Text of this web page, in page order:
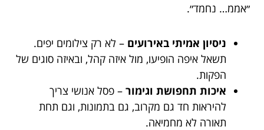
״אממ… נחמד״.
ניסיון אמיתי באירועים – לא רק צילומים יפים.
תשאל איפה הופיעו, מול איזה קהל, ובאיזה סוגים של
הפקות.
איכות תחפושת וגימור – פסל אנושי צריך
להיראות חד גם מקרוב, גם בתמונות, וגם תחת
תאורה לא מחמיאה.